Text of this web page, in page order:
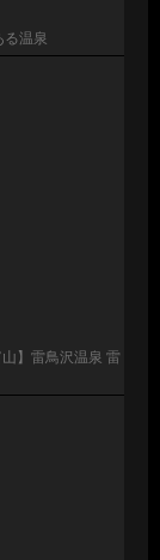
る温泉
山】雷鳥沢温泉 雷